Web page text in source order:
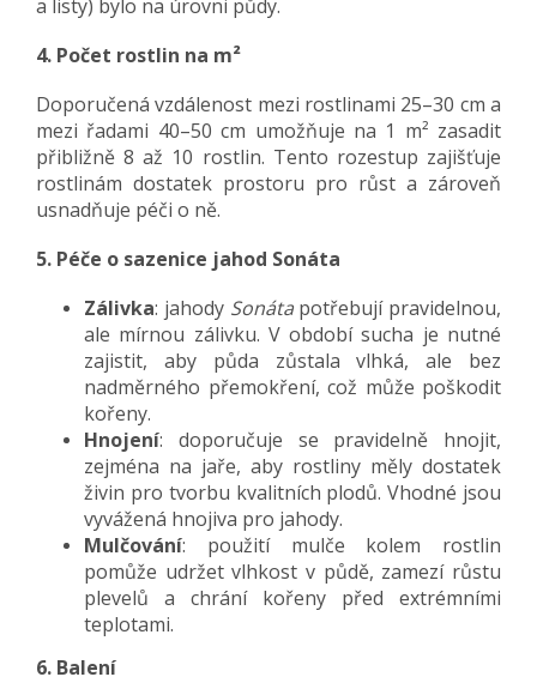
a listy) bylo na úrovni půdy.
4. Počet rostlin na m²
Doporučená vzdálenost mezi rostlinami 25–30 cm a
mezi řadami 40–50 cm umožňuje na 1 m² zasadit
přibližně 8 až 10 rostlin. Tento rozestup zajišťuje
rostlinám dostatek prostoru pro růst a zároveň
usnadňuje péči o ně.
5. Péče o sazenice jahod Sonáta
Zálivka: jahody Sonáta potřebují pravidelnou,
ale mírnou zálivku. V období sucha je nutné
zajistit, aby půda zůstala vlhká, ale bez
nadměrného přemokření, což může poškodit
kořeny.
Hnojení: doporučuje se pravidelně hnojit,
zejména na jaře, aby rostliny měly dostatek
živin pro tvorbu kvalitních plodů. Vhodné jsou
vyvážená hnojiva pro jahody.
Mulčování: použití mulče kolem rostlin
pomůže udržet vlhkost v půdě, zamezí růstu
plevelů a chrání kořeny před extrémními
teplotami.
6. Balení